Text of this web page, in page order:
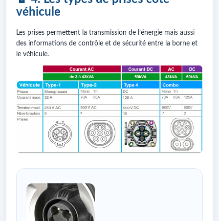
véhicule
Les prises permettent la transmission de l’énergie mais aussi
des informations de contrôle et de sécurité entre la borne et
le véhicule.